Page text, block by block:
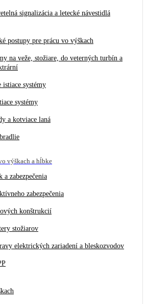
signalizácia a letecké návestidlá
postupy pre prácu vo výškach
na veže, stožiare, do veterných turbín a
systémy
systémy
a kotviace laná
výškach a hĺbke
zabezpečenia
zabezpečenia
konštrukcií
stožiarov
elektrických zariadení a bleskozvodov